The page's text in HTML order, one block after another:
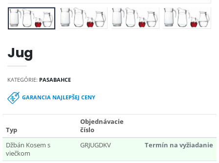
Jug
KATEGÓRIE: PASABAHCE
GARANCIA NAJLEPŠEJ CENY
Typ
Objednávacie
číslo
Džbán Kosem s
viečkom
GRJUGDKV Termín na vyžiadanie